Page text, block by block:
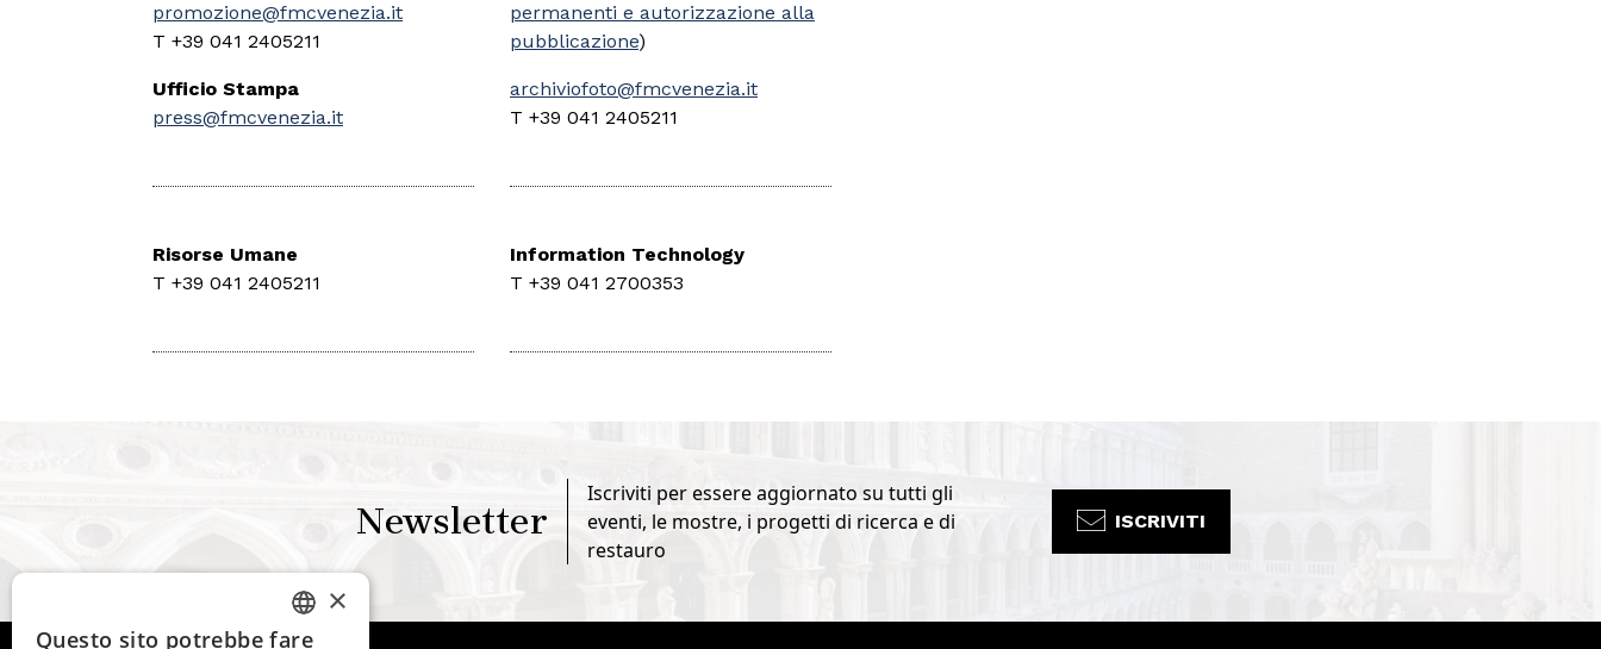
promozione@fmcvenezia.it
T +39 041 2405211
Ufficio Stampa
press@fmcvenezia.it
Risorse Umane
T +39 041 2405211
permanenti e autorizzazione alla
pubblicazione)
archiviofoto@fmcvenezia.it
T +39 041 2405211
Information Technology
T +39 041 2700353
Newsletter
Iscriviti per essere aggiornato su tutti gli
eventi, le mostre, i progetti di ricerca e di
restauro
ISCRIVITI
×
Questo sito potrebbe fare